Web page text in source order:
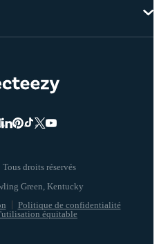
droits réservés
Politique de confidentialité
équitable